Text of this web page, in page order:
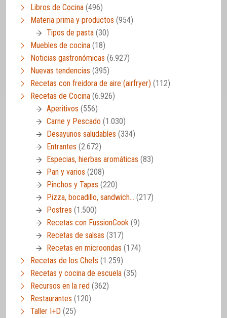
Libros de Cocina (496)
Materia prima y productos (954)
Tipos de pasta (30)
Muebles de cocina (18)
Noticias gastronómicas (6.927)
Nuevas tendencias (395)
Recetas con freidora de aire (airfryer) (112)
Recetas de Cocina (6.926)
Aperitivos (556)
Carne y Pescado (1.030)
Desayunos saludables (334)
Entrantes (2.672)
Especias, hierbas aromáticas (83)
Pan y varios (208)
Pinchos y Tapas (220)
Pizza, bocadillo, sandwich… (217)
Postres (1.500)
Recetas con FussionCook (9)
Recetas de salsas (317)
Recetas en microondas (174)
Recetas de los Chefs (1.259)
Recetas y cocina de escuela (35)
Recursos en la red (362)
Restaurantes (120)
Taller I+D (25)